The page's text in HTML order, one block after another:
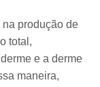
produção de
total,
e a derme
maneira,